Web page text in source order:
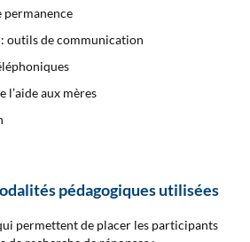
permanence
: outils de communication
l’aide aux mères
pédagogiques utilisées
permettent de placer les participants